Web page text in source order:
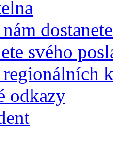
svého
regionálních
odkazy